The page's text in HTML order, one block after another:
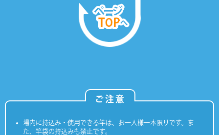
ご注意
場内に持込み・使用できる竿は、お一人様一本限りです。ま
た、竿袋の持込みも禁止です。